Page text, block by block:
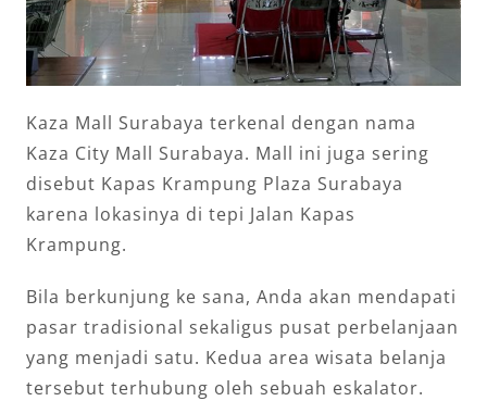
Kaza Mall Surabaya terkenal dengan nama
Kaza City Mall Surabaya. Mall ini juga sering
disebut Kapas Krampung Plaza Surabaya
karena lokasinya di tepi Jalan Kapas
Krampung.
Bila berkunjung ke sana, Anda akan mendapati
pasar tradisional sekaligus pusat perbelanjaan
yang menjadi satu. Kedua area wisata belanja
tersebut terhubung oleh sebuah eskalator.